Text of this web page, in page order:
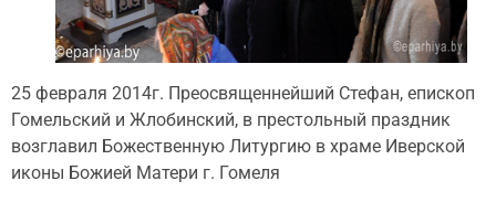
25 февраля 2014г. Преосвященнейший Стефан, епископ
Гомельский и Жлобинский, в престольный праздник
возглавил Божественную Литургию в храме Иверской
иконы Божией Матери г. Гомеля